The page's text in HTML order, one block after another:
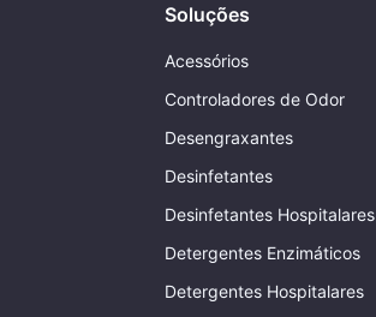
Soluções
Acessórios
Controladores de Odor
Desengraxantes
Desinfetantes
Desinfetantes Hospitalares
Detergentes Enzimáticos
Detergentes Hospitalares